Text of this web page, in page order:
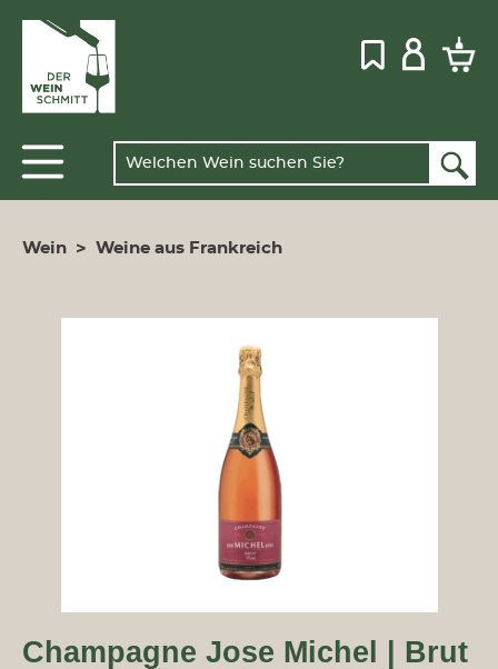
Wein > Weine aus Frankreich
Champagne Jose Michel | Brut